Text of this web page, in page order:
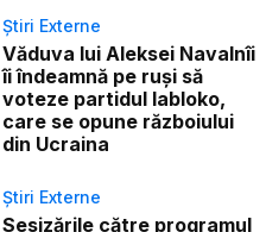
Știri Externe
Văduva lui Aleksei Navalnîi
îi îndeamnă pe ruși să
voteze partidul Iabloko,
care se opune războiului
din Ucraina
Știri Externe
Sesizările către programul